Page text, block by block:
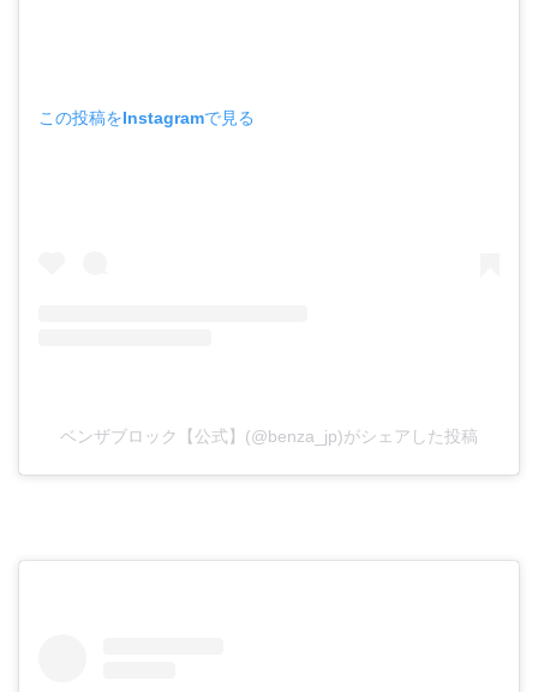
この投稿をInstagramで見る
ベンザブロック【公式】(@benza_jp)がシェアした投稿